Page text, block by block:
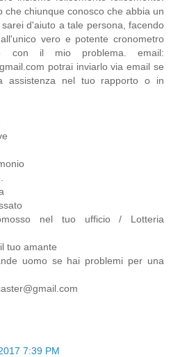
che chiunque conosco che abbia un
d'aiuto a tale persona, facendo
vero e potente cronometro
con il mio problema. email:
potrai inviarlo via email se
assistenza nel tuo rapporto o in
nel tuo ufficio / Lotteria
tuo amante
uomo se hai problemi per una
7:39 PM